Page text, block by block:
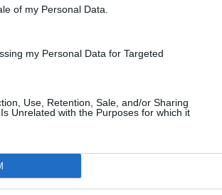
of my Personal Data.
my Personal Data for Targeted
Use, Retention, Sale, and/or Sharing
Unrelated with the Purposes for which it